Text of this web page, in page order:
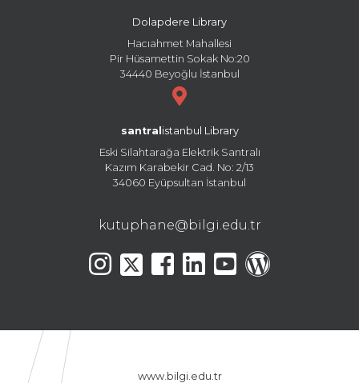
Dolapdere Library
Hacıahmet Mahallesi
Pir Hüsamettin Sokak No:20
34440 Beyoğlu İstanbul
santral istanbul Library
Eski Silahtarağa Elektrik Santralı
Kazım Karabekir Cad. No: 2/13
34060 Eyüpsultan İstanbul
kutuphane@bilgi.edu.tr
www.bilgi.edu.tr